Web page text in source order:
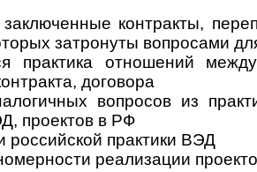
контракты,
затронуты вопросами
практика отношений
договора
вопросов из
проектов в РФ
российской практики ВЭД
реализации